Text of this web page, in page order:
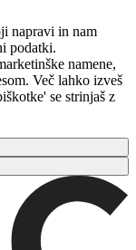
napravi in ​​nam
podatki.
namene,
Več lahko izveš
se strinjaš z